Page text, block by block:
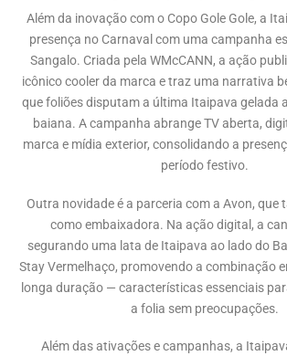
Além da inovação com o Copo Gole Gole, a
presença no Carnaval com uma campanha
Sangalo. Criada pela WMcCANN, a ação
icônico cooler da marca e traz uma narrativa
que foliões disputam a última Itaipava gelada
baiana. A campanha abrange TV aberta,
marca e mídia exterior, consolidando a
período festivo.
Outra novidade é a parceria com a Avon, que
como embaixadora. Na ação digital, a
segurando uma lata de Itaipava ao lado do
Stay Vermelhaço, promovendo a combinação
longa duração — características essenciais
a folia sem preocupações.
Além das ativações e campanhas, a